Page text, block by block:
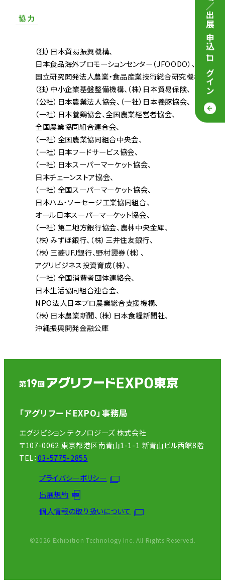
来場／出展 申込
・
ログイン
協 力
（独）日本貿易振興機構
日本食品海外プロモーションセンター（JFOODO）
国立研究開発法人農業・食品産業技術総合研究機構
（独）中小企業基盤整備機構 （株）日本貿易保険
（公社）日本農業法人協会 （一社）日本養豚協会
（一社）日本養鶏協会 全国農業経営者協会
全国農業協同組合連合会
（一社）全国農業協同組合中央会
（一社）日本フードサービス協会
（一社）日本スーパーマーケット協会
日本チェーンストア協会
（一社）全国スーパーマーケット協会
日本ハム・ソーセージ工業協同組合
オール日本スーパーマーケット協会
（一社）第二地方銀行協会 農林中央金庫
（株）みずほ銀行 （株）三井住友銀行
（株）三菱UFJ銀行 野村證券（株）
アグリビジネス投資育成（株）
（一社）全国消費者団体連絡会
日本生活協同組合連合会
NPO法人日本プロ農業総合支援機構
（株）日本農業新聞 （株）日本食糧新聞社
沖縄振興開発金融公庫
「アグリフードEXPO」事務局
エグジビション テクノロジーズ 株式会社
〒107-0062 東京都港区南青山1-1-1 新青山ビル西館8階
TEL：03-5775-2855
プライバシーポリシー
出展規約
個人情報の取り扱いについて
©2026 Exhibition Technology Inc. All Rights Reserved.